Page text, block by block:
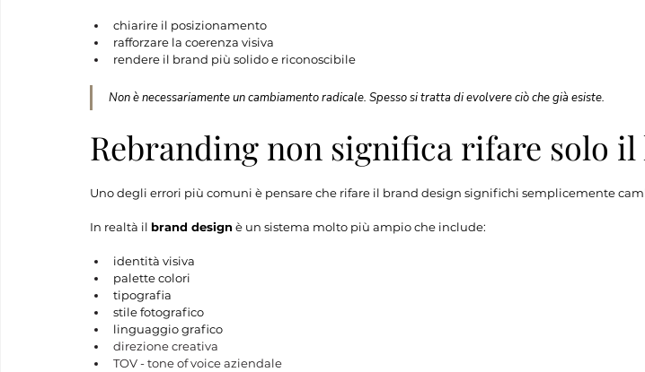
chiarire il posizionamento
rafforzare la coerenza visiva
rendere il brand più solido e riconoscibile
Non è necessariamente un cambiamento radicale. Spesso si tratta di evolvere ciò che già esiste.
Rebranding non significa rifare solo il
Uno degli errori più comuni è pensare che rifare il brand design significhi semplicemente
In realtà il brand design è un sistema molto più ampio che include:
identità visiva
palette colori
tipografia
stile fotografico
linguaggio grafico
direzione creativa
TOV - tone of voice aziendale